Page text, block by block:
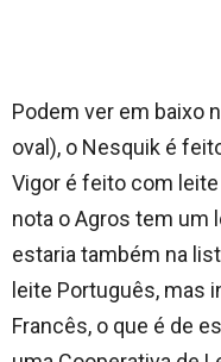
Podem ver em baixo
oval), o Nesquik é
Vigor é feito com
nota o Agros tem um
estaria também na
leite Português, mas
Francês, o que é de